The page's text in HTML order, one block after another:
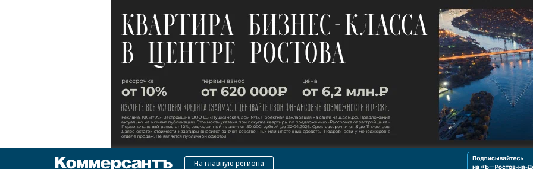
Реклама в «Ъ» www.kommersant.ru/ad
КоммерсантъНа главную региона